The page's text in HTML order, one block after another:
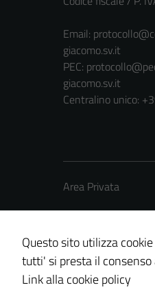
Email:
giacomo.sv.it
PEC:
giacomo.sv.it
Centralino unico:
Area Privata
Credits: © Technical
Questo sito utilizza
tutti' si presta il
Link alla cookie policy